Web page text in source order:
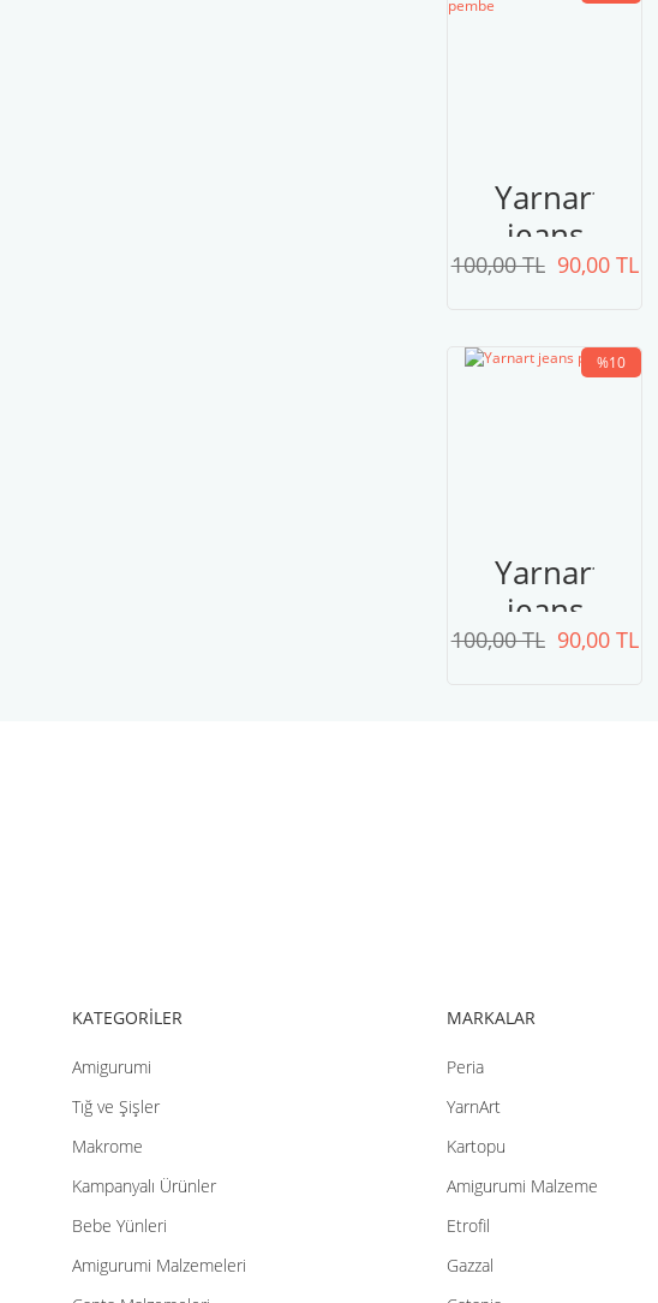
Yarnart
jeans
plus
pembe
90,00 TL
100,00 TL
%10
Yarnart
jeans
plus90,00 TL
100,00 TL
KATEGORİLER
Amigurumi
Tığ ve Şişler
Makrome
Kampanyalı Ürünler
Bebe Yünleri
Amigurumi Malzemeleri
MARKALAR
Peria
YarnArt
Kartopu
Amigurumi Malzeme
Etrofil
Gazzal